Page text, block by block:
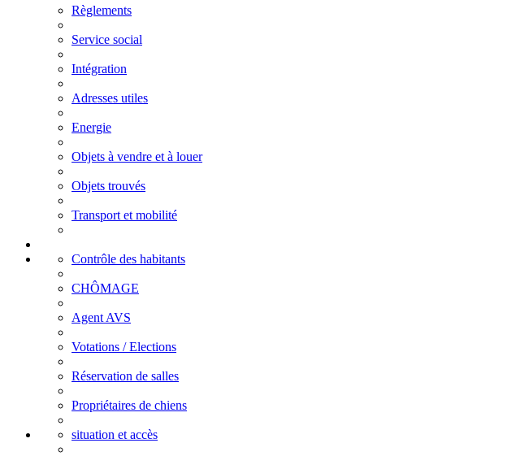
Règlements
Service social
Intégration
Adresses utiles
Energie
Objets à vendre et à louer
Objets trouvés
Transport et mobilité
Contrôle des habitants
CHÔMAGE
Agent AVS
Votations / Elections
Réservation de salles
Propriétaires de chiens
situation et accès